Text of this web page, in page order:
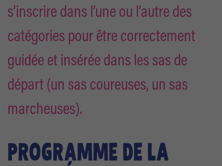
s’inscrire dans l’une ou l’autre des
catégories pour être correctement
guidée et insérée dans les sas de
départ (un sas coureuses, un sas
marcheuses).
PROGRAMME DE LA